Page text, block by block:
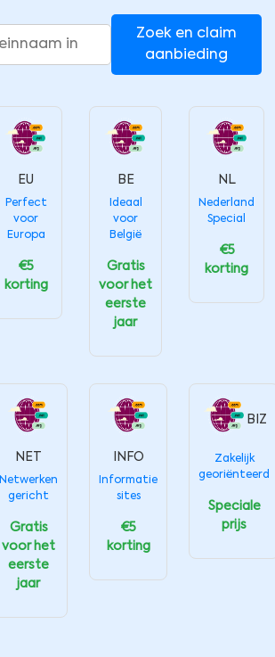
Zoek en claim
aanbieding
EU
Perfect
voor
Europa
€5
korting
BE
Ideaal
voor
België
Gratis
voor het
eerste
jaar
NL
Nederland
Special
€5
korting
NET
Netwerken
gericht
Gratis
voor het
eerste
jaar
INFO
Informatie
sites
€5
korting
BIZ
Zakelijk
georiënteerd
Speciale
prijs